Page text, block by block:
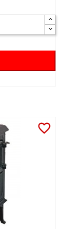
favorite_border